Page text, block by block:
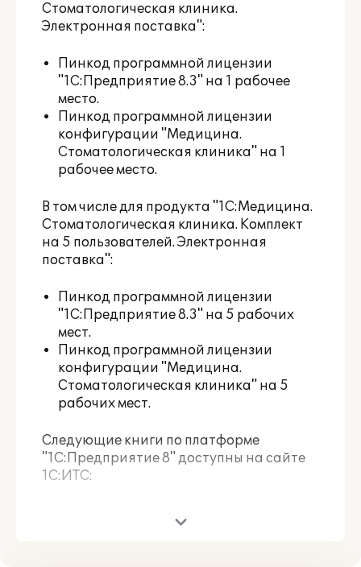
Стоматологическая клиника.
Электронная поставка":
Пинкод программной лицензии
"1С:Предприятие 8.3" на 1 рабочее
место.
Пинкод программной лицензии
конфигурации "Медицина.
Стоматологическая клиника" на 1
рабочее место.
В том числе для продукта "1С:Медицина.
Стоматологическая клиника. Комплект
на 5 пользователей. Электронная
поставка":
Пинкод программной лицензии
"1С:Предприятие 8.3" на 5 рабочих
мест.
Пинкод программной лицензии
конфигурации "Медицина.
Стоматологическая клиника" на 5
рабочих мест.
Следующие книги по платформе
"1С:Предприятие 8" доступны на сайте
1С:ИТС: